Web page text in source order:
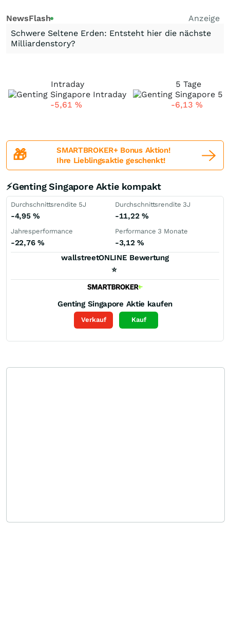
NewsFlash
Anzeige
Schwere Seltene Erden: Entsteht hier die nächste
Milliardenstory?
Intraday
-5,61 %
5 Tage
-6,13 %
🎁
SMARTBROKER+ Bonus Aktion!
Ihre Lieblingsaktie geschenkt!
⚡Genting Singapore Aktie kompakt
Durchschnittsrendite 5J
-4,95%
Durchschnittsrendite 3J
-11,22 %
Jahresperformance
-22,76 %
Performance 3 Monate
-3,12%
wallstreetONLINE Bewertung
⭐
Genting Singapore Aktie kaufen
Verkauf Kauf